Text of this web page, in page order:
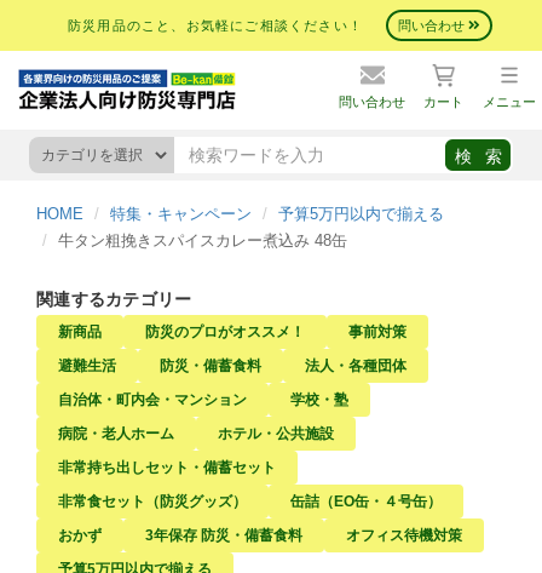
防災用品のこと、お気軽にご相談ください！ 問い合わせ
問い合わせ カート メニュー
HOME 特集・キャンペーン
予算5万円以内で揃える
牛タン粗挽きスパイスカレー煮込み 48缶
関連するカテゴリー
新商品 防災のプロがオススメ！
事前対策
避難生活
防災・備蓄食料
法人・各種団体
自治体・町内会・マンション
学校・塾
病院・老人ホーム
ホテル・公共施設
非常持ち出しセット・備蓄セット
非常食セット（防災グッズ）
缶詰（EO缶・４号缶）
おかず
3年保存 防災・備蓄食料
オフィス待機対策
予算5万円以内で揃える